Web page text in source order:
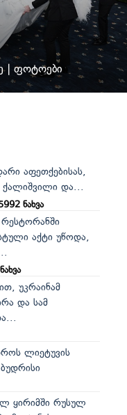
| ფოტოები
აფეთქებისას,
ქალიშვილი და...
ნახვა
რესტორანში
აქტი უწოდა,
უკრაინამ
და სამ
ლიეტუვის
ყირიმში რუსულ